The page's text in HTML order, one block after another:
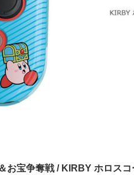
お宝争奪戦 / KIRBY ホロス